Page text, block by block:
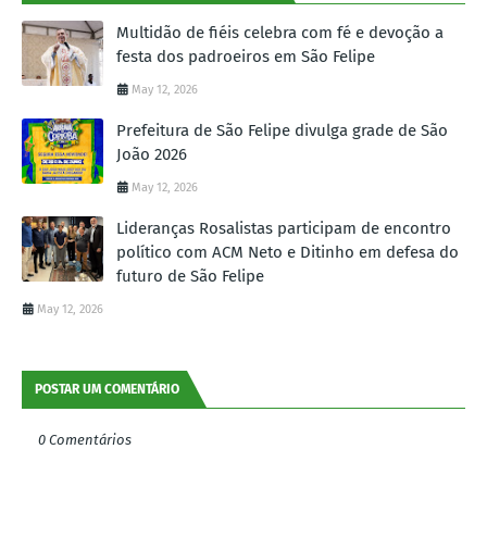
Multidão de fiéis celebra com fé e devoção a
festa dos padroeiros em São Felipe
May 12, 2026
Prefeitura de São Felipe divulga grade de São
João 2026
May 12, 2026
Lideranças Rosalistas participam de encontro
político com ACM Neto e Ditinho em defesa do
futuro de São Felipe
May 12, 2026
POSTAR UM COMENTÁRIO
0 Comentários